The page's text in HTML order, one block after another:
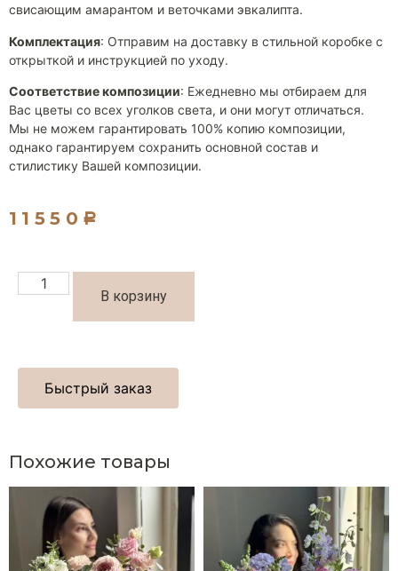
свисающим амарантом и веточками эвкалипта.
Комплектация: Отправим на доставку в стильной коробке с
открыткой и инструкцией по уходу.
Соответствие композиции: Ежедневно мы отбираем для
Вас цветы со всех уголков света, и они могут отличаться.
Мы не можем гарантировать 100% копию композиции,
однако гарантируем сохранить основной состав и
стилистику Вашей композиции.
11550 Р
В корзину
Быстрый заказ
Похожие товары